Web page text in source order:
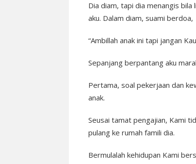
Dia diam, tapi dia menangis
aku. Dalam diam, suami berdoa,
“Ambillah anak ini tapi jangan
Sepanjang berpantang aku
Pertama, soal pekerjaan dan
anak.
Seusai tamat pengajian, Kami
pulang ke rumah famili dia.
Bermulalah kehidupan Kami